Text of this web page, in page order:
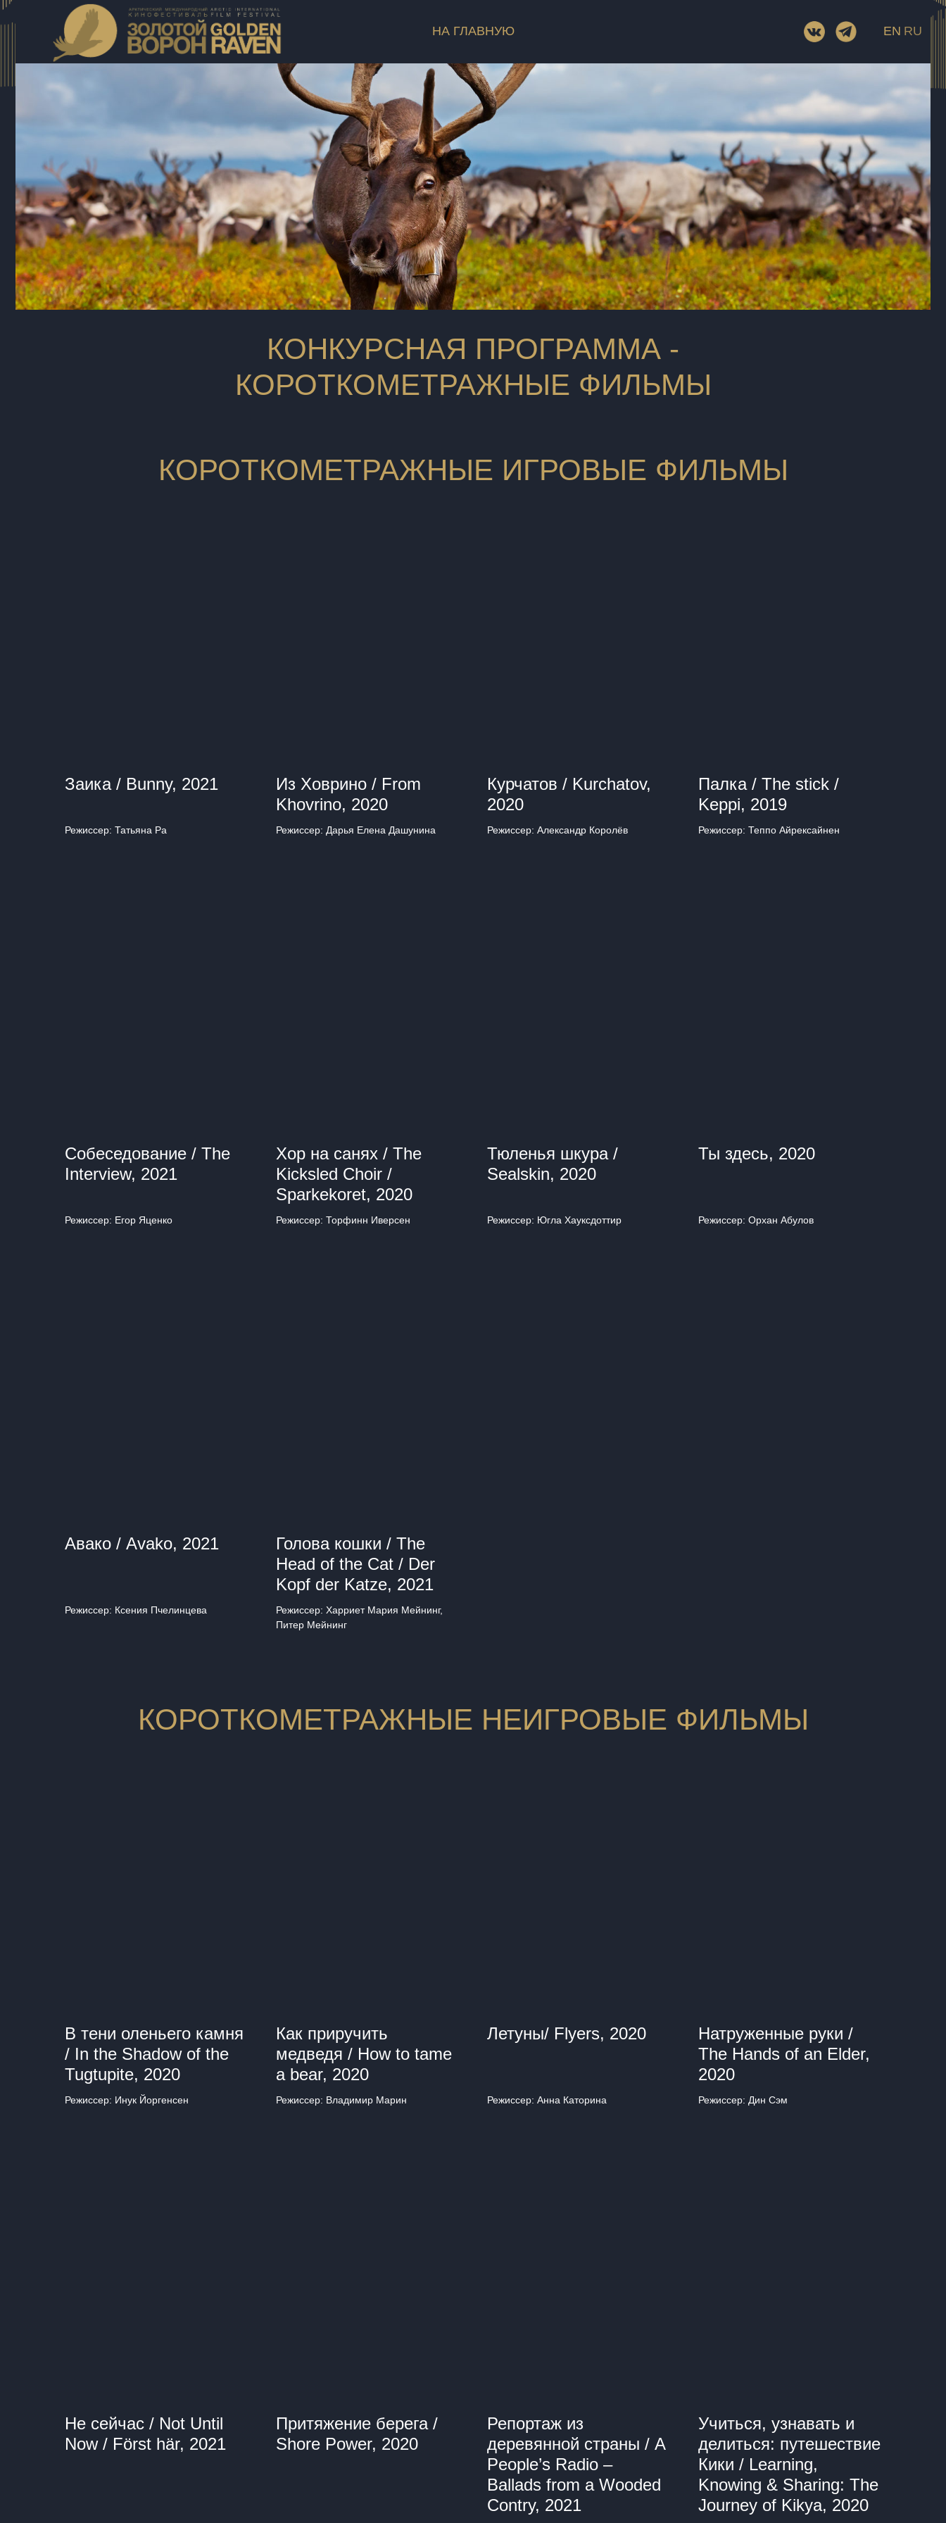
НА ГЛАВНУЮ EN RU
КОНКУРСНАЯ ПРОГРАММА -
КОРОТКОМЕТРАЖНЫЕ ФИЛЬМЫ
КОРОТКОМЕТРАЖНЫЕ ИГРОВЫЕ ФИЛЬМЫ
Заика / Bunny, 2021
Режиссер: Татьяна Ра
Из Ховрино / From
Khovrino, 2020
Режиссер: Дарья Елена Дашунина
Курчатов / Kurchatov,
2020
Режиссер: Александр Королёв
Палка / The stick /
Keppi, 2019
Режиссер: Теппо Айрексайнен
Собеседование / The
Interview, 2021
Режиссер: Егор Яценко
Хор на санях / The
Kicksled Choir /
Sparkekoret, 2020
Режиссер: Торфинн Иверсен
Тюленья шкура /
Sealskin, 2020
Режиссер: Югла Хауксдоттир
Ты здесь, 2020
Режиссер: Орхан Абулов
Авако / Avako, 2021
Режиссер: Ксения Пчелинцева
Голова кошки / The
Head of the Cat / Der
Kopf der Katze, 2021
Режиссер: Харриет Мария Мейнинг,
Питер Мейнинг
КОРОТКОМЕТРАЖНЫЕ НЕИГРОВЫЕ ФИЛЬМЫ
В тени оленьего камня
/ In the Shadow of the
Tugtupite, 2020
Режиссер: Инук Йоргенсен
Как приручить
медведя / How to tame
a bear, 2020
Режиссер: Владимир Марин
Летуны/ Flyers, 2020
Режиссер: Анна Каторина
Натруженные руки /
The Hands of an Elder,
2020
Режиссер: Дин Сэм
Не сейчас / Not Until
Now / Först här, 2021
Притяжение берега /
Shore Power, 2020
Репортаж из
деревянной страны / A
People’s Radio –
Ballads from a Wooded
Contry, 2021
Учиться, узнавать и
делиться: путешествие
Кики / Learning,
Knowing & Sharing: The
Journey of Kikya, 2020